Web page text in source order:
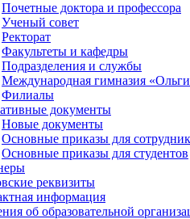
Почетные доктора и профессора
Ученый совет
Ректорат
Факультеты и кафедры
Подразделения и службы
Международная гимназия
Филиалы
документы
Новые документы
Основные приказы для
Основные приказы для студентов
реквизиты
информация
об образовательной